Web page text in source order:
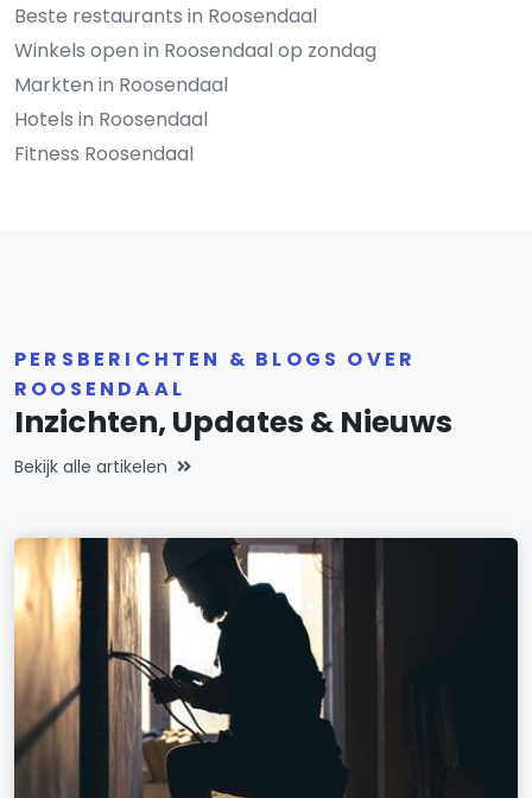
Beste restaurants in Roosendaal
Winkels open in Roosendaal op zondag
Markten in Roosendaal
Hotels in Roosendaal
Fitness Roosendaal
PERSBERICHTEN & BLOGS OVER
ROOSENDAAL
Inzichten, Updates & Nieuws
Bekijk alle artikelen